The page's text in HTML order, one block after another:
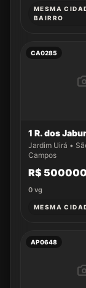
MESMA
BAIRRO
CA0285
1 R. dos
Jardim Uirá •
Campos
R$ 500000
0 vg
MESMA
AP0648